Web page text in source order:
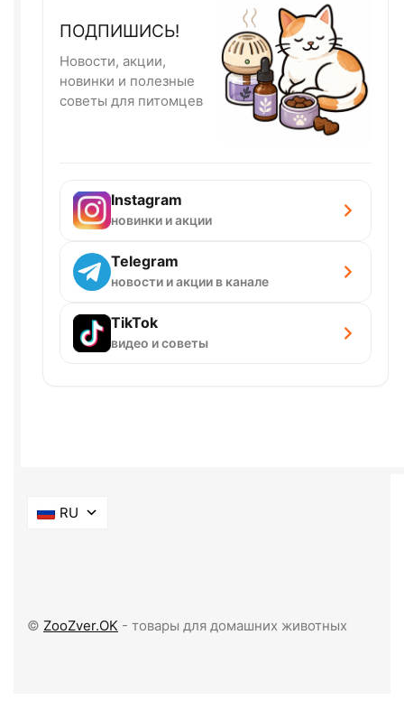
ПОДПИШИСЬ!
Новости, акции,
новинки и полезные
советы для питомцев
Instagram
новинки и акции
Telegram
новости и акции в канале
TikTok
видео и советы
RU
© ZooZver.OK - товары для домашних животных